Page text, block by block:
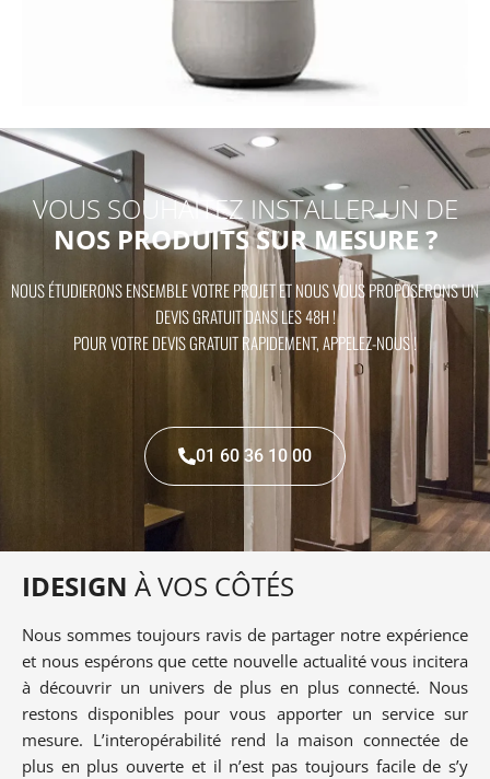
VOUS SOUHAITEZ INSTALLER UN DE
NOS PRODUITS SUR MESURE ?
NOUS ÉTUDIERONS ENSEMBLE VOTRE PROJET ET NOUS VOUS PROPOSERONS UN
DEVIS GRATUIT DANS LES 48H !
POUR VOTRE DEVIS GRATUIT RAPIDEMENT, APPELEZ-NOUS !
01 60 36 10 00
IDESIGN À VOS CÔTÉS
Nous sommes toujours ravis de partager notre expérience
et nous espérons que cette nouvelle actualité vous incitera
à découvrir un univers de plus en plus connecté. Nous
restons disponibles pour vous apporter un service sur
mesure. L’interopérabilité rend la maison connectée de
plus en plus ouverte et il n’est pas toujours facile de s’y